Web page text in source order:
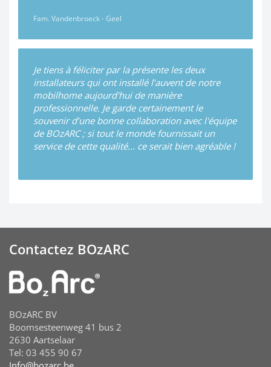
Fam. Vandenbroeck - Geel
Je tiens à féliciter par la présente les deux
installateurs qui ont installé l’auvent de notre
mobilhome aujourd'hui de manière
professionnelle. Je garde certainement le
souvenir d’une bonne collaboration avec l'équipe
de BOzARC ; si tout le monde fournissait un
service de cette qualité... ce serait bien agréable !
Contactez BOzARC
BOzARC BV
Boomsesteenweg 41 bus 2
2630 Aartselaar
Tel: 03 455 90 67